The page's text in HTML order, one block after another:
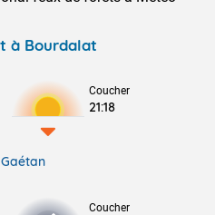
à Bourdalat
Coucher
21:18
Gaétan
Coucher